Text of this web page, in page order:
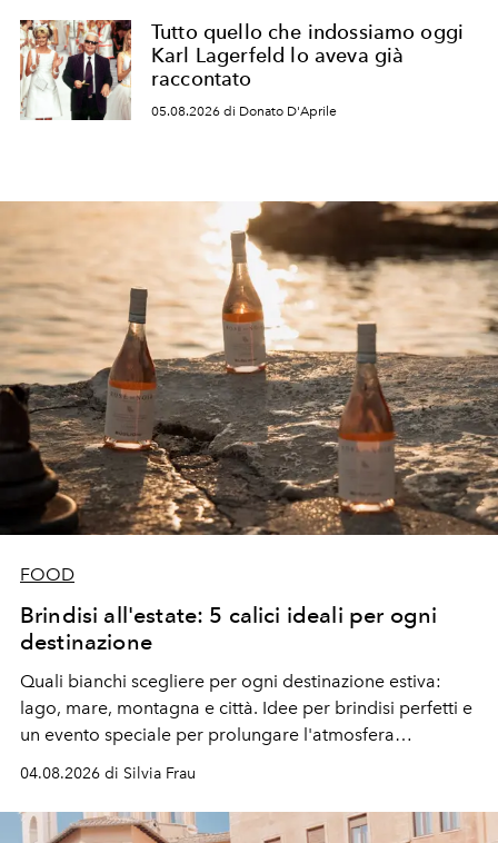
Tutto quello che indossiamo oggi
Karl Lagerfeld lo aveva già
raccontato
05.08.2026 di Donato D'Aprile
FOOD
Brindisi all'estate: 5 calici ideali per ogni
destinazione
Quali bianchi scegliere per ogni destinazione estiva:
lago, mare, montagna e città. Idee per brindisi perfetti e
un evento speciale per prolungare l'atmosfera
04.08.2026 di Silvia Frau